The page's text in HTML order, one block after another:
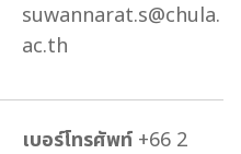
suwannarat.s@chula.
ac.th
เบอร์โทรศัพท์ +66 2